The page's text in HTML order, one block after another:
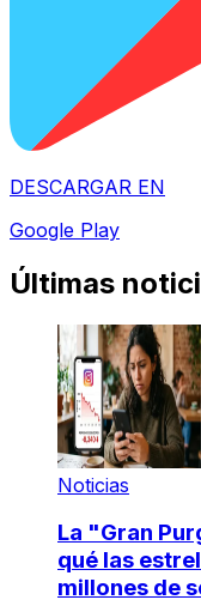
DESCARGAR EN
Google Play
Últimas
Noticias
La "Gran
qué las
millones de